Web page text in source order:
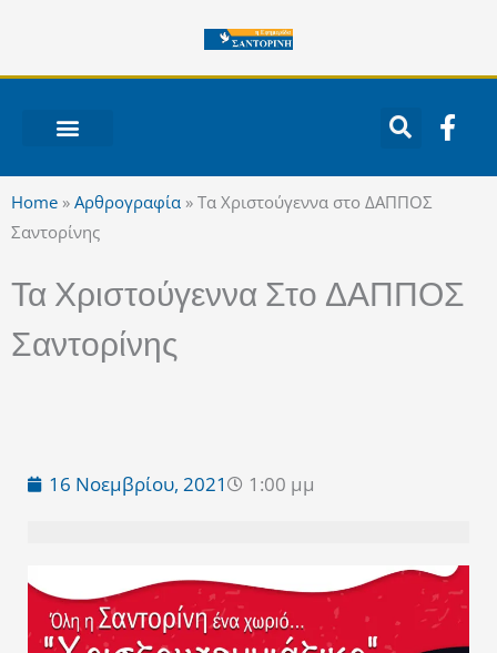
περιεχόμενο
F
a
k
Home » Αρθρογραφία » Τα Χριστούγεννα στο ΔΑΠΠΟΣ
Σαντορίνης
Τα Χριστούγεννα Στο ΔΑΠΠΟΣ
Σαντορίνης
16 Νοεμβρίου, 2021 1:00 μμ